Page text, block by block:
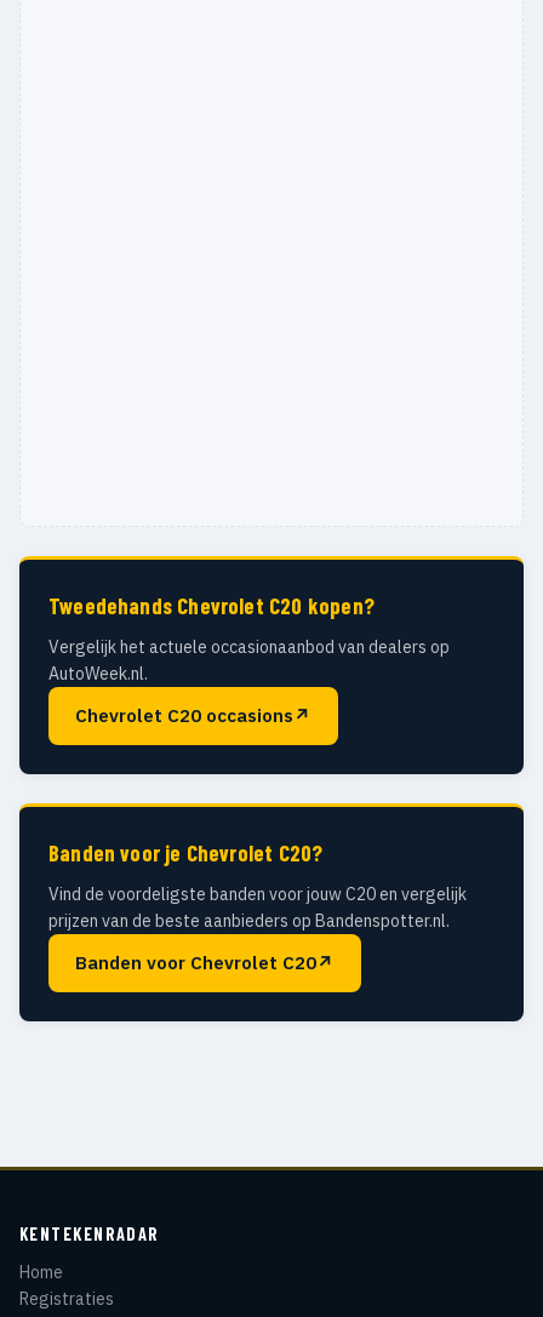
Tweedehands Chevrolet C20 kopen?
Vergelijk het actuele occasionaanbod van dealers op
AutoWeek.nl.
Chevrolet C20 occasions ↗
Banden voor je Chevrolet C20?
Vind de voordeligste banden voor jouw C20 en vergelijk
prijzen van de beste aanbieders op Bandenspotter.nl.
Banden voor Chevrolet C20↗
KENTEKENRADAR
Home
Registraties